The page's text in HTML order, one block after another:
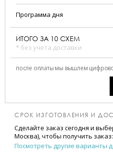
Программа дня
ИТОГО ЗА 10 СХЕМ
* без учета доставки
после оплаты мы вышлем
СРОК ИЗГОТОВЛЕНИЯ И
Сделайте заказ сегодня и
Москва), чтобы получить заказ:
Посмотреть другие варианты